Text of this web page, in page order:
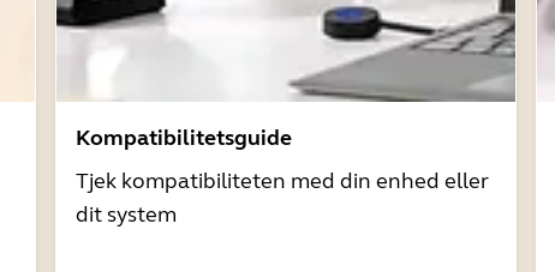
Kompatibilitetsguide
Tjek kompatibiliteten med din enhed eller
dit system